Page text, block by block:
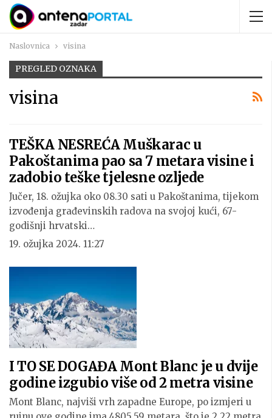
Naslovnica visina
PREGLED OZNAKA
visina
TEŠKA NESREĆA Muškarac u
Pakoštanima pao sa 7 metara visine i
zadobio teške tjelesne ozljede
Jučer, 18. ožujka oko 08.30 sati u Pakoštanima, tijekom
izvođenja građevinskih radova na svojoj kući, 67-
godišnji hrvatski…
19. ožujka 2024. 11:27
I TO SE DOGAĐA Mont Blanc je u dvije
godine izgubio više od 2 metra visine
Mont Blanc, najviši vrh zapadne Europe, po izmjeri u